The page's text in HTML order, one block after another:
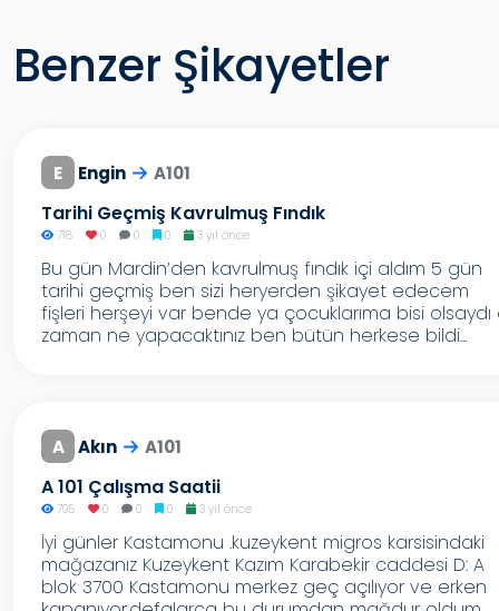
Benzer Şikayetler
E Engin A101
Tarihi Geçmiş Kavrulmuş Fındık
718 0 0 0 3 yıl önce
Bu gün Mardin’den kavrulmuş fındık içi aldım 5 gün
tarihi geçmiş ben sizi heryerden şikayet edecem
fişleri herşeyi var bende ya çocuklarıma bisi olsaydı
zaman ne yapacaktınız ben bütün herkese bildi...
A Akın A101
A 101 Çalışma Saatii
795 0 0 0 3 yıl önce
İyi günler Kastamonu .kuzeykent migros karsisindaki
mağazanız Kuzeykent Kazım Karabekir caddesi D: A
blok 3700 Kastamonu merkez geç açılıyor ve erken